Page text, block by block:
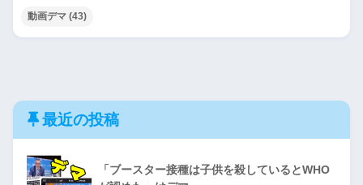
動画デマ (43)
最近の投稿
「ブースター接種は子供を殺しているとWHO